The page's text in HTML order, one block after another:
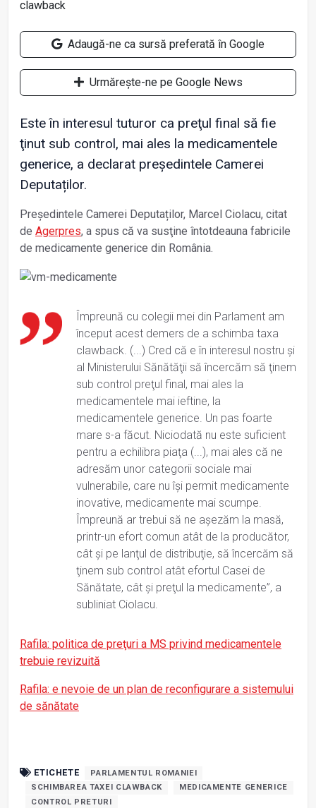
Adaugă-ne ca sursă preferată în Google
Urmărește-ne pe Google News
Este în interesul tuturor ca preţul final să fie
ţinut sub control, mai ales la medicamentele
generice, a declarat președintele Camerei
Deputaților.
Președintele Camerei Deputaților, Marcel Ciolacu, citat
de Agerpres, a spus că va susţine întotdeauna fabricile
de medicamente generice din România.
Împreună cu colegii mei din Parlament am
început acest demers de a schimba taxa
clawback. (...) Cred că e în interesul nostru şi
al Ministerului Sănătăţii să încercăm să ţinem
sub control preţul final, mai ales la
medicamentele mai ieftine, la
medicamentele generice. Un pas foarte
mare s-a făcut. Niciodată nu este suficient
pentru a echilibra piaţa (...), mai ales că ne
adresăm unor categorii sociale mai
vulnerabile, care nu îşi permit medicamente
inovative, medicamente mai scumpe.
Împreună ar trebui să ne aşezăm la masă,
printr-un efort comun atât de la producător,
cât şi pe lanţul de distribuţie, să încercăm să
ţinem sub control atât efortul Casei de
Sănătate, cât şi preţul la medicamente”, a
subliniat Ciolacu.
Rafila: politica de preţuri a MS privind medicamentele
trebuie revizuită
Rafila: e nevoie de un plan de reconfigurare a sistemului
de sănătate
ETICHETE
PARLAMENTUL ROMANIEI
SCHIMBAREA TAXEI CLAWBACK
MEDICAMENTE GENERICE
CONTROL PRETURI